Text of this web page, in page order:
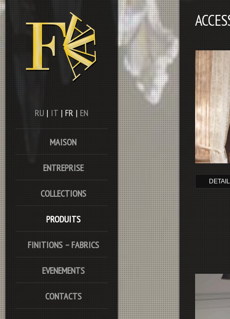
RU | IT | FR | EN
MAISON
ENTREPRISE
COLLECTIONS
PRODUITS
FINITIONS – FABRICS
EVENEMENTS
CONTACTS